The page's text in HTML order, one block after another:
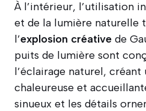
À l’intérieur, l’utilisation
et de la lumière naturelle
l’explosion créative de
puits de lumière sont
l’éclairage naturel,
chaleureuse et
sinueux et les détails